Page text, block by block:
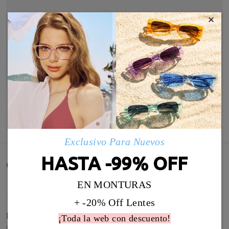
MOSTRAR MÁS
Comentarios de Clientes(433)
Extremadas y elegantes a la vez
×
Exclusivo Para Nuevos
HASTA -99% OFF
EN MONTURAS
+ -20% Off Lentes
¡Toda la web con descuento!